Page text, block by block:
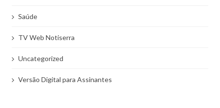
Saúde
TV Web Notiserra
Uncategorized
Versão Digital para Assinantes